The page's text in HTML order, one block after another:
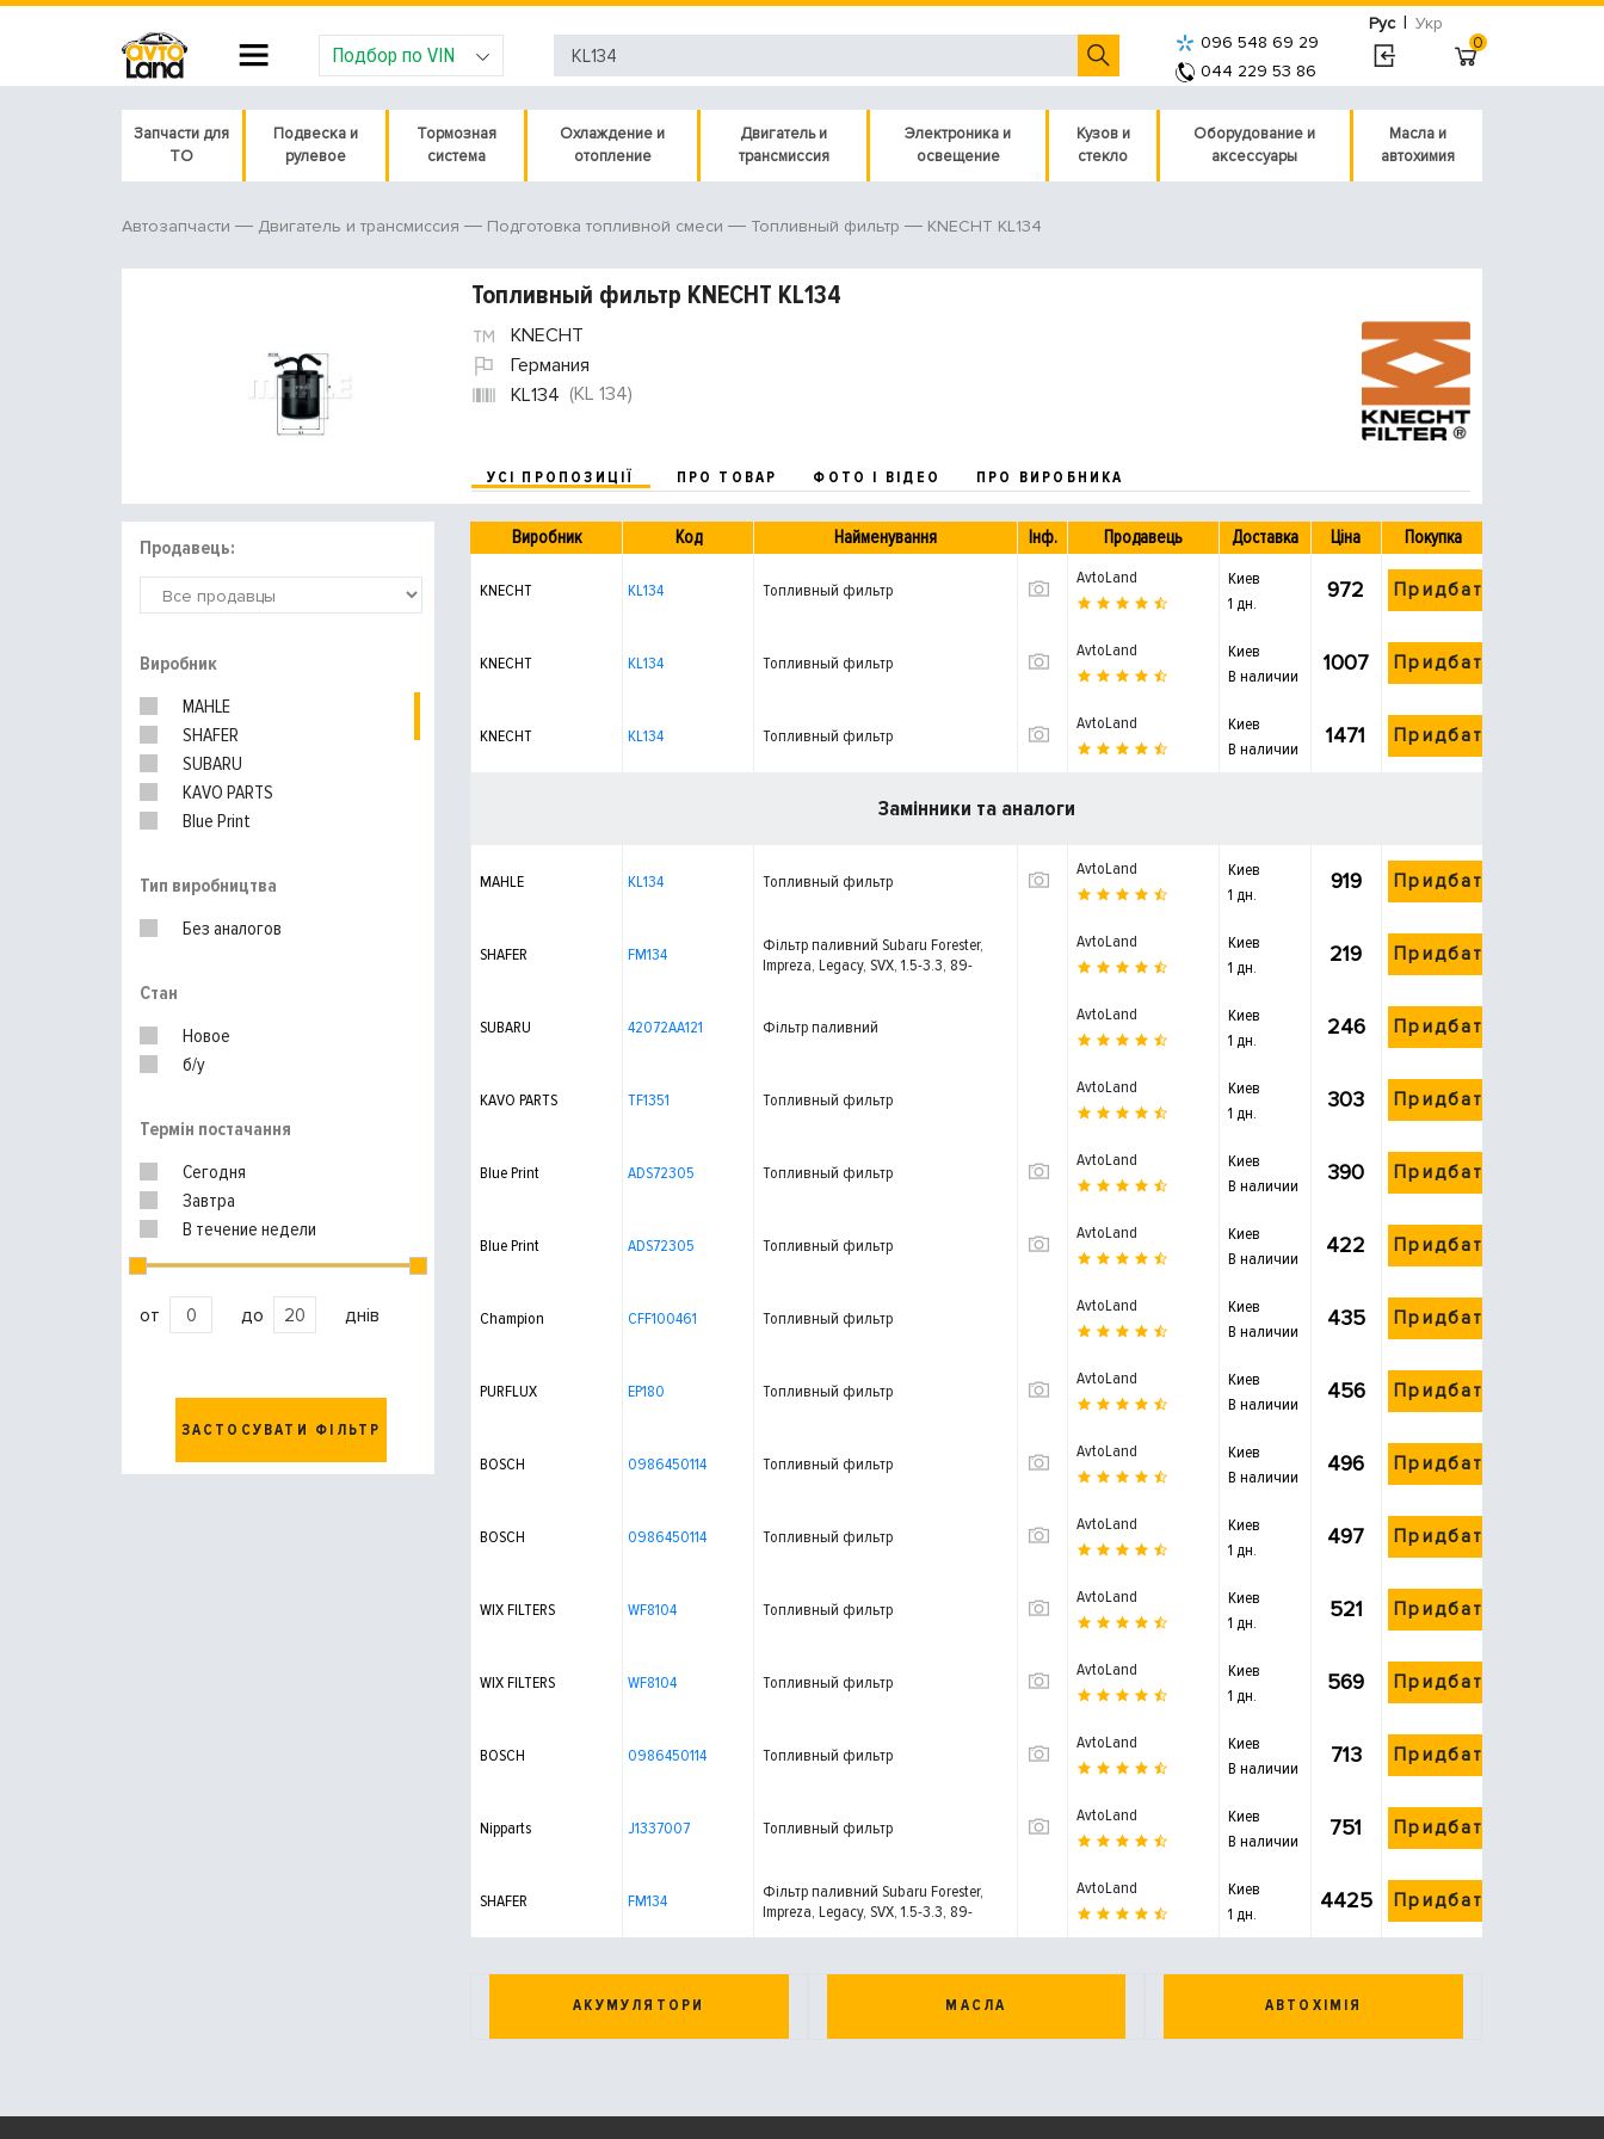
Рус | Укр
Подбор по VIN
096 548 69 29
044 229 53 86
0
Запчасти для
ТО
Подвеска и
рулевое
Тормозная
система
Охлаждение и
отопление
Двигатель и
трансмиссия
Электроника и
освещение
Кузов и
стекло
Оборудование и
аксессуары
Масла и
автохимия
Автозапчасти Двигатель и трансмиссия Подготовка топливной смеси Топливный фильтр KNECHT KL134
Топливный фильтр KNECHT KL134
KNECHT
Германия
KL134 (KL 134)
УСІ ПРОПОЗИЦІЇ ПРО ТОВАР ФОТО І ВІДЕО ПРО ВИРОБНИКА
Продавець:
Виробник
MAHLE
SHAFER
SUBARU
KAVO PARTS
Blue Print
PURFLUX
WIX FILTERS
Тип виробництва
Без аналогов
Стан
Новое
б/у
Термін постачання
Сегодня
Завтра
В течение недели
от до днів
ЗАСТОСУВАТИ ФІЛЬТР
Виробник Код Найменування Інф. Продавець Доставка Ціна Покупка
KNECHT KL134 Топливный фильтр
AvtoLand
Киев
1 дн.
972 Придбати
KNECHT KL134 Топливный фильтр
AvtoLand
Киев
В наличии
1007 Придбати
KNECHT KL134 Топливный фильтр
AvtoLand
Киев
В наличии
1471 Придбати
Замінники та аналоги
MAHLE KL134 Топливный фильтр
AvtoLand
Киев
1 дн.
919 Придбати
SHAFER FM134
Фільтр паливний Subaru Forester,
Impreza, Legacy, SVX, 1.5-3.3, 89-
AvtoLand
Киев
1 дн.
219 Придбати
SUBARU 42072AA121 Фільтр паливний
AvtoLand
Киев
1 дн.
246 Придбати
KAVO PARTS TF1351 Топливный фильтр
AvtoLand
Киев
1 дн.
303 Придбати
Blue Print ADS72305 Топливный фильтр
AvtoLand
Киев
В наличии
390 Придбати
Blue Print ADS72305 Топливный фильтр
AvtoLand
Киев
В наличии
422 Придбати
Champion CFF100461 Топливный фильтр
AvtoLand
Киев
В наличии
435 Придбати
PURFLUX EP180 Топливный фильтр
AvtoLand
Киев
В наличии
456 Придбати
BOSCH 0986450114 Топливный фильтр
AvtoLand
Киев
В наличии
496 Придбати
BOSCH 0986450114 Топливный фильтр
AvtoLand
Киев
1 дн.
497 Придбати
WIX FILTERS WF8104 Топливный фильтр
AvtoLand
Киев
1 дн.
521 Придбати
WIX FILTERS WF8104 Топливный фильтр
AvtoLand
Киев
1 дн.
569 Придбати
BOSCH 0986450114 Топливный фильтр
AvtoLand
Киев
В наличии
713 Придбати
Nipparts J1337007 Топливный фильтр
AvtoLand
Киев
В наличии
751 Придбати
SHAFER FM134
Фільтр паливний Subaru Forester,
Impreza, Legacy, SVX, 1.5-3.3, 89-
AvtoLand
Киев
1 дн.
4425 Придбати
АКУМУЛЯТОРИ МАСЛА АВТОХІМІЯ